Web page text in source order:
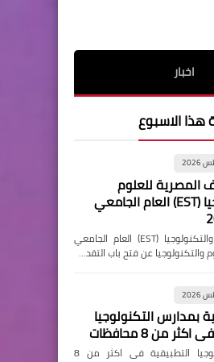
اخبار
هذا الاسبوع
المصرية للعلوم
والتكنولوجيا (EST) العام الجامعي
إعلان وظائف المصرية للعلوم والتكنولوجيا (EST) العام الجامعي
بمدارس التكنولوجيا
من 8 محافظات
وظائف خالية بمدارس التكنولوجيا التطبيقية فى اكثر من 8